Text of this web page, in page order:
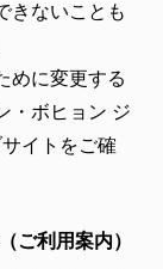
きないことも
めに変更する
・ボヒョン ジ
イトをご確
ご利用案内）